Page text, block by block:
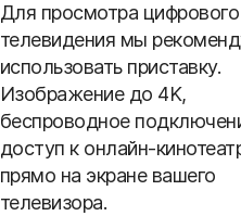
Для просмотра цифрового
телевидения мы
использовать приставку.
Изображение до 4K,
беспроводное
доступ к онлайн-
прямо на экране вашего
телевизора.